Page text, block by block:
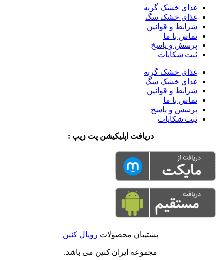
غذای خشک گربه
غذای خشک سگ
شرایط و قوانین
تماس با ما
پرسش و پاسخ
ثبت شکایات
غذای خشک گربه
غذای خشک سگ
شرایط و قوانین
تماس با ما
پرسش و پاسخ
ثبت شکایات
دریافت اپلیکیشن پت زیپ :
پشتیبان محصولات رویال کنین
مجموعه ایران کنین می باشد.